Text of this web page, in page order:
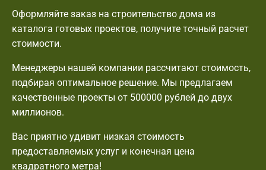
Оформляйте заказ на строительство дома из
каталога готовых проектов, получите точный расчет
стоимости.
Менеджеры нашей компании рассчитают стоимость,
подбирая оптимальное решение. Мы предлагаем
качественные проекты от 500000 рублей до двух
миллионов.
Вас приятно удивит низкая стоимость
предоставляемых услуг и конечная цена
квадратного метра!